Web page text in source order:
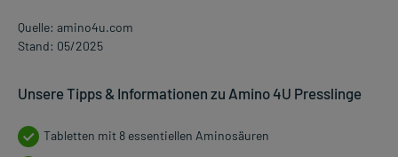
Quelle: amino4u.com
Stand: 05/2025
Unsere Tipps & Informationen zu Amino 4U Presslinge
Tabletten mit 8 essentiellen Aminosäuren